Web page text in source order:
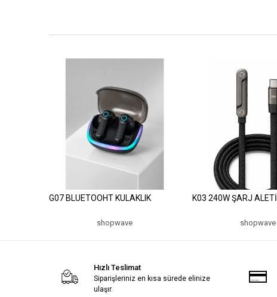
G07 BLUETOOHT KULAKLIK
shopwave
K03 240W ŞARJ ALETİ
shopwave
Hızlı Teslimat
Siparişleriniz en kısa sürede elinize
ulaşır.